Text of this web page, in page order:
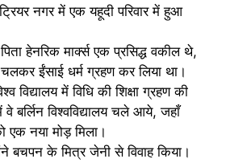
नगर में एक यहूदी परिवार में हुआ
हेनरिक मार्क्स एक प्रसिद्ध वकील थे,
चलकर ईंसाई धर्म ग्रहण कर लिया था।
विद्यालय में विधि की शिक्षा ग्रहण की
वे बर्लिन विश्वविद्यालय चले आये, जहाँ
नया मोड़ मिला।
बचपन के मित्र जेनी से विवाह किया।